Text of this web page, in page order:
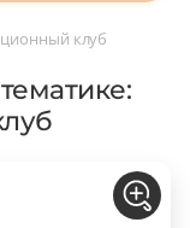
клуб